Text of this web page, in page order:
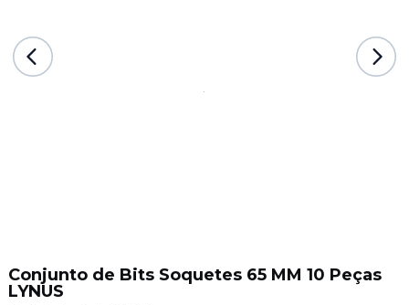
Conjunto de Bits Soquetes 65 MM 10 Peças
LYNUS